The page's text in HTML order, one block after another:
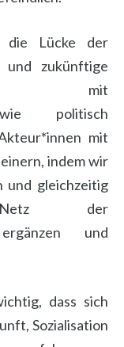
die Lücke der
und zukünftige
mit
politisch
mit
indem wir
und gleichzeitig
der
ergänzen und
dass sich
Sozialisation